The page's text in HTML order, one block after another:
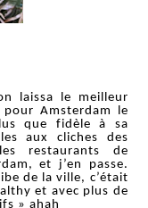
laissa le meilleur
Amsterdam le
que fidèle à sa
aux cliches des
restaurants de
et j’en passe.
de la ville, c’était
et avec plus de
» ahah